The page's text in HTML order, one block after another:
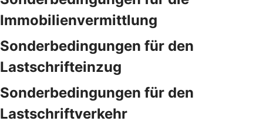
Immobilienvermittlung
Sonderbedingungen für den
Lastschrifteinzug
Sonderbedingungen für den
Lastschriftverkehr